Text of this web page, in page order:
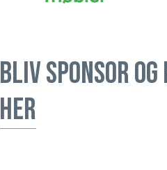
Bliv sponsor
her